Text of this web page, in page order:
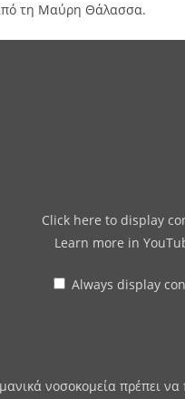
τη Μαύρη Θάλασσα.
Click here to display
Learn more in
Always display
νοσοκομεία πρέπει